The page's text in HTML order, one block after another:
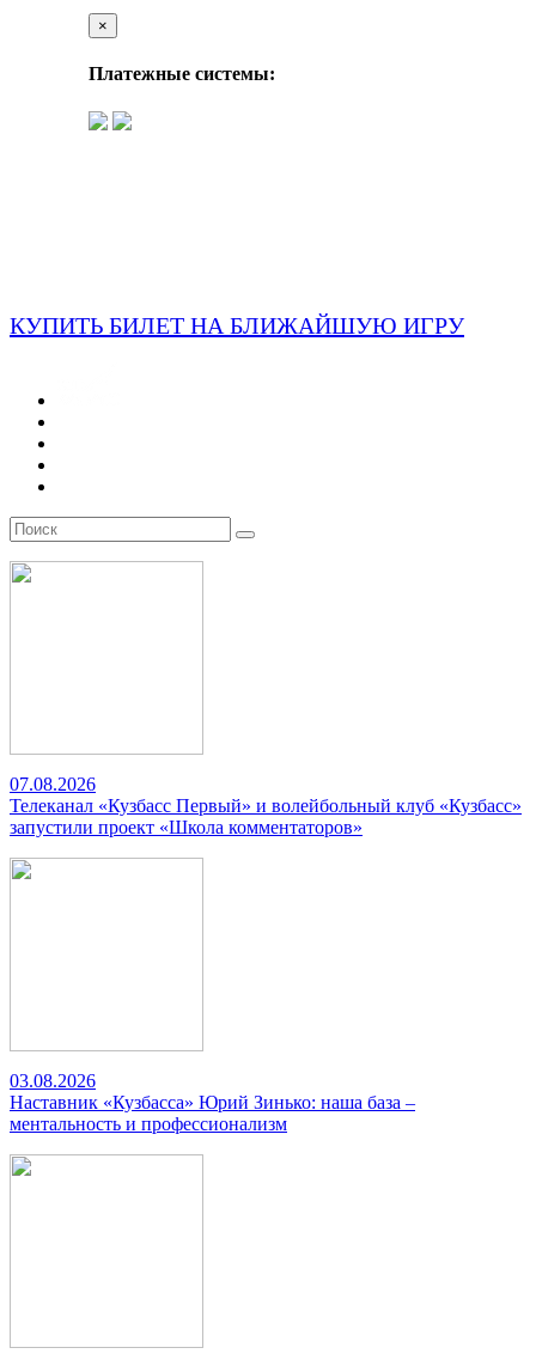
×
Платежные системы:
КУПИТЬ БИЛЕТ НА БЛИЖАЙШУЮ ИГРУ
07.08.2026
Телеканал «Кузбасс Первый» и волейбольный клуб «Кузбасс»
запустили проект «Школа комментаторов»
03.08.2026
Наставник «Кузбасса» Юрий Зинько: наша база –
ментальность и профессионализм